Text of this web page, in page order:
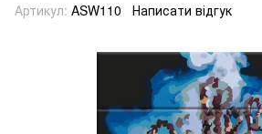
Артикул: ASW110 Написати відгук